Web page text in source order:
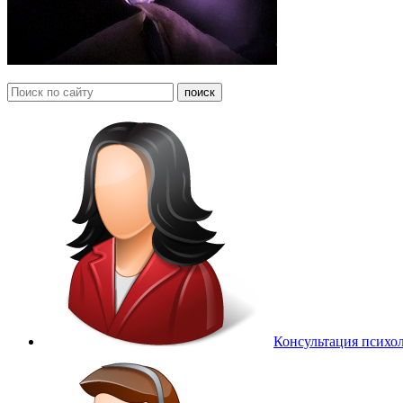
Консультация